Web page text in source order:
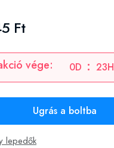
Ft
vége: 0D 23H
Ugrás a boltba
lepedők